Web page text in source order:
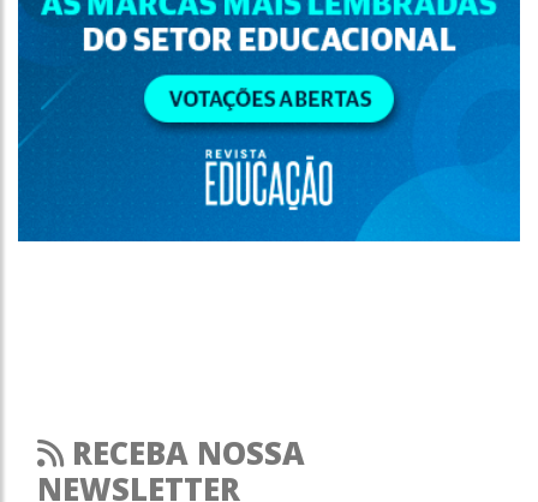
RECEBA NOSSA
NEWSLETTER